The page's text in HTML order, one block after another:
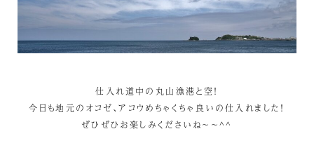
仕入れ道中の丸山漁港と空！
今日も地元のオコゼ、アコウめちゃくちゃ良いの仕入れました！
ぜひぜひお楽しみくださいね～～^^